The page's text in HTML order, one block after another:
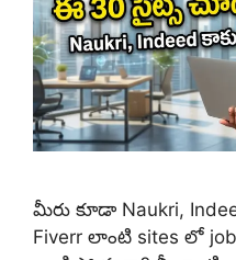
మీరు కూడా Naukri,
Fiverr లాంటి sites లో